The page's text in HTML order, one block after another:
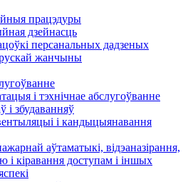
працэдуры
дзейнасць
персанальных дадзеных
жанчыны
і тэхнічнае абслугоўванне
і збудаванняў
і кандыцыянавання
аўтаматыкі, відэаназірання,
і кіравання доступам і іншых